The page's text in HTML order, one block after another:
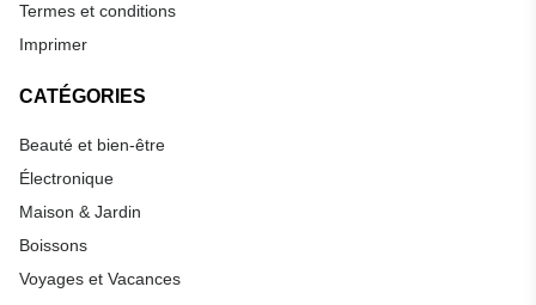
Termes et conditions
Imprimer
CATÉGORIES
Beauté et bien-être
Électronique
Maison & Jardin
Boissons
Voyages et Vacances